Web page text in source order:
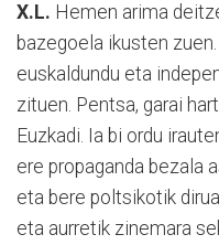
X.L. Hemen arima
bazegoela ikusten
euskaldundu eta
zituen. Pentsa, garai
Euzkadi. Ia bi ordu
ere propaganda bezala
eta bere poltsikotik
eta aurretik zinemara